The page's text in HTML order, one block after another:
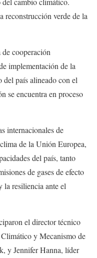
reconstrucción verde de la
cooperación
implementación de la
país alineado con el
se encuentra en proceso
internacionales de
de la Unión Europea,
del país, tanto
de gases de efecto
la resiliencia ante el
el director técnico
y Mecanismo de
y Jennifer Hanna, líder